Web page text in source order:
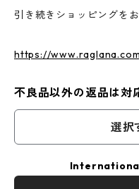
引き続きショッピングを
https://
不良品以外の返品は対
選択